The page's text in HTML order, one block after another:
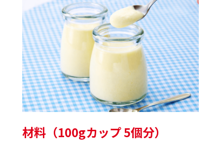
材料（100gカップ 5個分）